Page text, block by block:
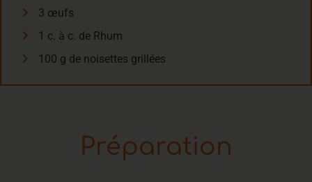
3 œufs
1 c. à c. de Rhum
100 g de noisettes grillées
Préparation